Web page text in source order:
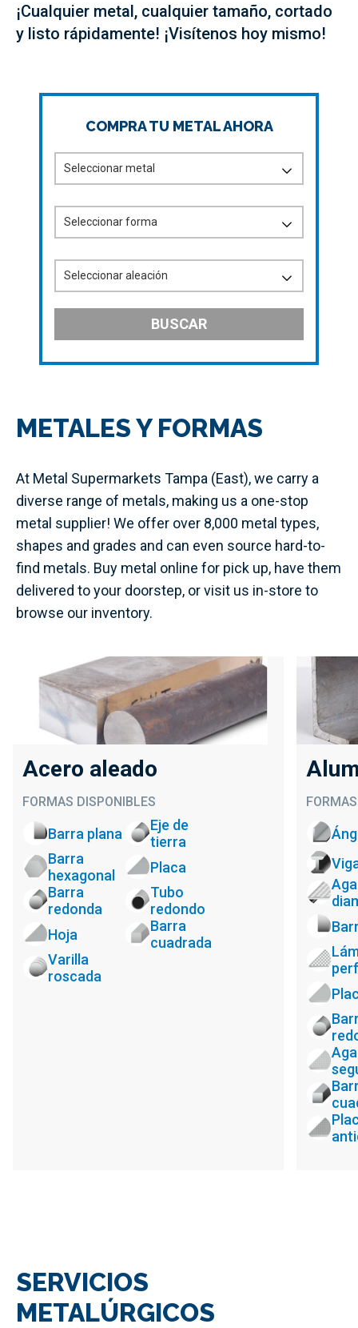
¡Cualquier metal, cualquier tamaño, cortado
y listo rápidamente! ¡Visítenos hoy mismo!
COMPRA TU METAL AHORA
BUSCAR
METALES Y FORMAS
At Metal Supermarkets Tampa (East), we carry a
diverse range of metals, making us a one-stop
metal supplier! We offer over 8,000 metal types,
shapes and grades and can even source hard-to-
find metals. Buy metal online for pick up, have them
delivered to your doorstep, or visit us in-store to
browse our inventory.
Acero aleado
FORMAS DISPONIBLES
Barra plana
Eje de
tierra
Barra
hexagonal
Placa
Barra
redonda
Tubo
redondo
Hoja
Barra
cuadrada
Varilla
roscada
SERVICIOS
METALÚRGICOS